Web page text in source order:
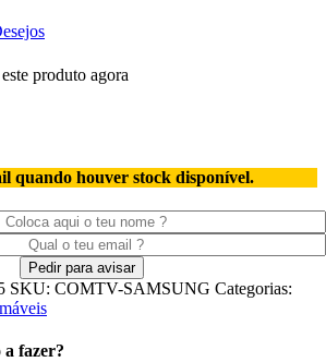
produto agora
quando houver stock disponível.
SKU: COMTV-SAMSUNG Categorias:
a fazer?